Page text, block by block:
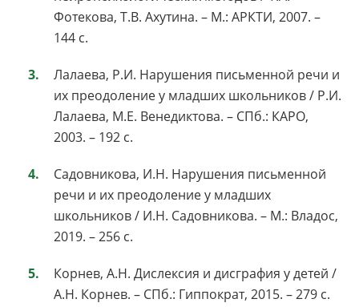
Фотекова, Т.В. Ахутина. – М.: АРКТИ, 2007. –
144 с.
Лалаева, Р.И. Нарушения письменной речи и
их преодоление у младших школьников / Р.И.
Лалаева, М.Е. Венедиктова. – СПб.: КАРО,
2003. – 192 с.
Садовникова, И.Н. Нарушения письменной
речи и их преодоление у младших
школьников / И.Н. Садовникова. – М.: Владос,
2019. – 256 с.
Корнев, А.Н. Дислексия и дисграфия у детей /
А.Н. Корнев. – СПб.: Гиппократ, 2015. – 279 с.